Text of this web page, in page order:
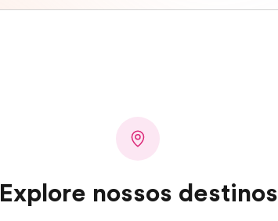
Explore nossos destinos